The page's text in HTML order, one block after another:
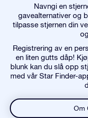
Navngi en
gavealternativer og
tilpasse stjernen din
Registrering av en
en liten gutts dåp!
blunk kan du slå opp
med vår Star Finder-
Om